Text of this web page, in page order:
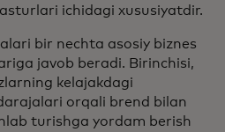
ichidagi xususiyatdir.
bir nechta asosiy biznes
javob beradi. Birinchisi,
kelajakdagi
orqali brend bilan
turishga yordam berish